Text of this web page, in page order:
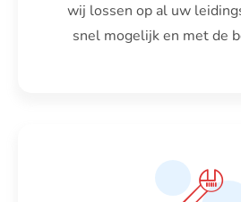
wij lossen op al uw
snel mogelijk en met de